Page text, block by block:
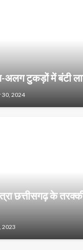
अलग टुकड़ों में बंटी
30, 2024
छत्तीसगढ़ के
2023